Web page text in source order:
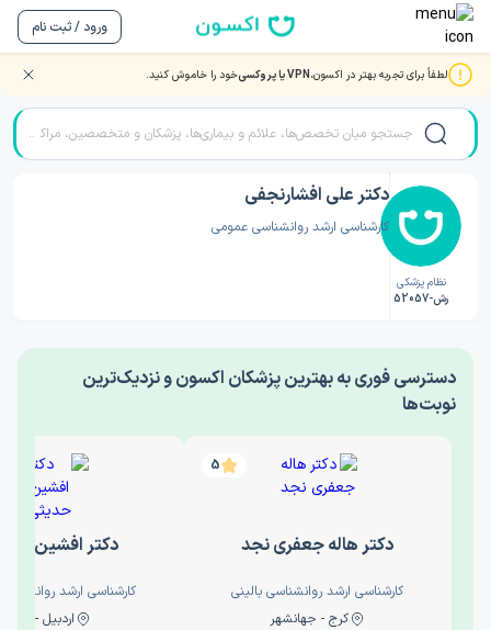
ورود / ثبت نام
لطفاً برای تجربه بهتر در اکسون،VPN یا پروکسی خود را خاموش کنید. صفحه اصلی/دکتر روانشناسی/دکتر علی افشارنجفی
نظام پزشکی
رش-52057
دکتر علی افشارنجفی
کارشناسی ارشد روانشناسی عمومی
‎دسترسی فوری به بهترین پزشکان اکسون و نزدیک‌ترین
نوبت‌ها
5
دکتر هاله جعفری نجد
کارشناسی ارشد روانشناسی بالینی
کرج - جهانشهر
دکتر افشین
کارشناسی ارشد
اردبیل - والی